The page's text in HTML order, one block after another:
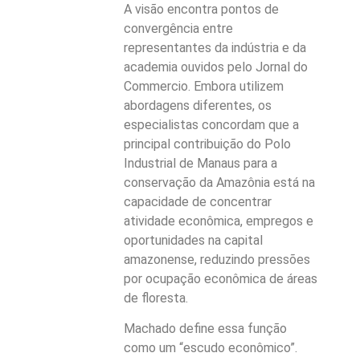
A visão encontra pontos de
convergência entre
representantes da indústria e da
academia ouvidos pelo Jornal do
Commercio. Embora utilizem
abordagens diferentes, os
especialistas concordam que a
principal contribuição do Polo
Industrial de Manaus para a
conservação da Amazônia está na
capacidade de concentrar
atividade econômica, empregos e
oportunidades na capital
amazonense, reduzindo pressões
por ocupação econômica de áreas
de floresta.
Machado define essa função
como um “escudo econômico”.